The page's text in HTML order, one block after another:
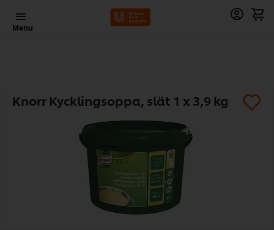
Menu
Knorr Kycklingsoppa, slät 1 x 3,9 kg